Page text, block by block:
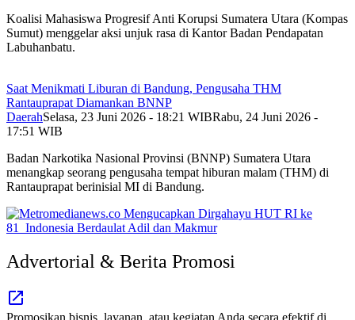
Koalisi Mahasiswa Progresif Anti Korupsi Sumatera Utara (Kompas
Sumut) menggelar aksi unjuk rasa di Kantor Badan Pendapatan
Labuhanbatu.
Saat Menikmati Liburan di Bandung, Pengusaha THM
Rantauprapat Diamankan BNNP
DaerahSelasa, 23 Juni 2026 - 18:21 WIBRabu, 24 Juni 2026 -
17:51 WIB
Badan Narkotika Nasional Provinsi (BNNP) Sumatera Utara
menangkap seorang pengusaha tempat hiburan malam (THM) di
Rantauprapat berinisial MI di Bandung.
Advertorial & Berita Promosi
Promosikan bisnis, layanan, atau kegiatan Anda secara efektif di